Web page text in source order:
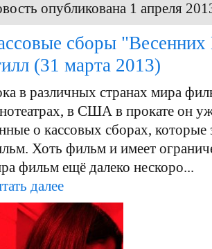
опубликована 1 апреля
сборы
(31 марта 2013)
в различных странах мира
в США в прокате он
о кассовых сборах, которые
Хоть фильм и имеет
фильм ещё далеко нескоро...
далее